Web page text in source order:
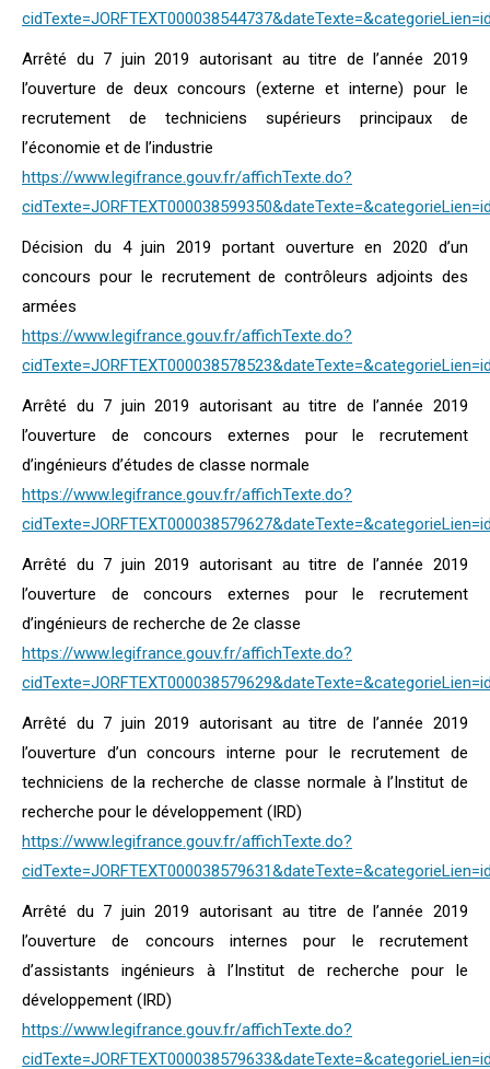
Arrêté du 7 juin 2019 autorisant au titre de l’année 2019
l’ouverture de deux concours (externe et interne) pour le
recrutement de techniciens supérieurs principaux de
l’économie et de l’industrie
https://www.legifrance.gouv.fr/affichTexte.do?
Décision du 4 juin 2019 portant ouverture en 2020 d’un
concours pour le recrutement de contrôleurs adjoints des
armées
https://www.legifrance.gouv.fr/affichTexte.do?
Arrêté du 7 juin 2019 autorisant au titre de l’année 2019
l’ouverture de concours externes pour le recrutement
d’ingénieurs d’études de classe normale
https://www.legifrance.gouv.fr/affichTexte.do?
Arrêté du 7 juin 2019 autorisant au titre de l’année 2019
l’ouverture de concours externes pour le recrutement
d’ingénieurs de recherche de 2e classe
https://www.legifrance.gouv.fr/affichTexte.do?
Arrêté du 7 juin 2019 autorisant au titre de l’année 2019
l’ouverture d’un concours interne pour le recrutement de
techniciens de la recherche de classe normale à l’Institut de
recherche pour le développement (IRD)
https://www.legifrance.gouv.fr/affichTexte.do?
Arrêté du 7 juin 2019 autorisant au titre de l’année 2019
l’ouverture de concours internes pour le recrutement
d’assistants ingénieurs à l’Institut de recherche pour le
développement (IRD)
https://www.legifrance.gouv.fr/affichTexte.do?